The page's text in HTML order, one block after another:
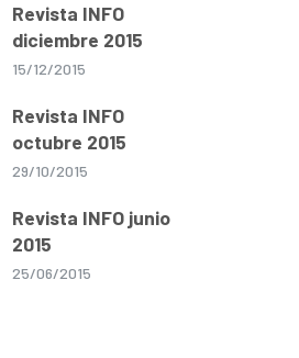
Revista INFO
diciembre 2015
15/12/2015
Revista INFO
octubre 2015
29/10/2015
Revista INFO junio
2015
25/06/2015